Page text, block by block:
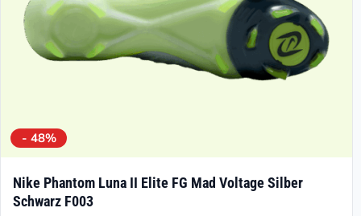
- 48%
Nike Phantom Luna II Elite FG Mad Voltage Silber
Schwarz F003